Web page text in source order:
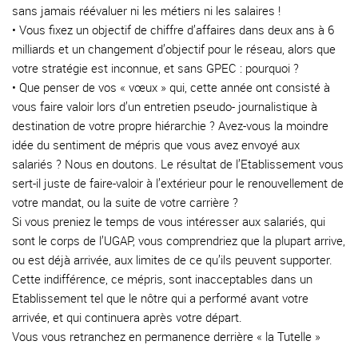
sans jamais réévaluer ni les métiers ni les salaires !
• Vous fixez un objectif de chiffre d’affaires dans deux ans à 6
milliards et un changement d’objectif pour le réseau, alors que
votre stratégie est inconnue, et sans GPEC : pourquoi ?
• Que penser de vos « vœux » qui, cette année ont consisté à
vous faire valoir lors d’un entretien pseudo- journalistique à
destination de votre propre hiérarchie ? Avez-vous la moindre
idée du sentiment de mépris que vous avez envoyé aux
salariés ? Nous en doutons. Le résultat de l’Etablissement vous
sert-il juste de faire-valoir à l’extérieur pour le renouvellement de
votre mandat, ou la suite de votre carrière ?
Si vous preniez le temps de vous intéresser aux salariés, qui
sont le corps de l’UGAP, vous comprendriez que la plupart arrive,
ou est déjà arrivée, aux limites de ce qu’ils peuvent supporter.
Cette indifférence, ce mépris, sont inacceptables dans un
Etablissement tel que le nôtre qui a performé avant votre
arrivée, et qui continuera après votre départ.
Vous vous retranchez en permanence derrière « la Tutelle »